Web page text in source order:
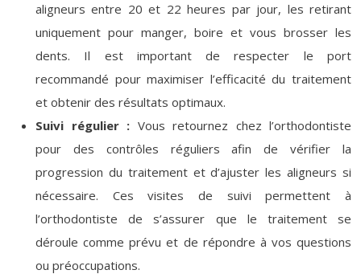
aligneurs entre 20 et 22 heures par jour, les retirant
uniquement pour manger, boire et vous brosser les
dents. Il est important de respecter le port
recommandé pour maximiser l’efficacité du traitement
et obtenir des résultats optimaux.
Suivi régulier : Vous retournez chez l’orthodontiste
pour des contrôles réguliers afin de vérifier la
progression du traitement et d’ajuster les aligneurs si
nécessaire. Ces visites de suivi permettent à
l’orthodontiste de s’assurer que le traitement se
déroule comme prévu et de répondre à vos questions
ou préoccupations.